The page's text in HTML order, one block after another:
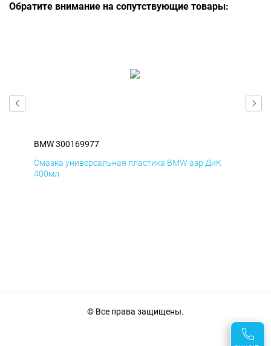
Обратите внимание на сопутствующие товары:
BMW 300169977
Смазка универсальная пластика BMW аэр ДиК
400мл
© Все права защищены.